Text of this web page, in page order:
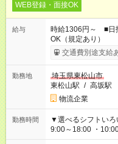
WEB登録・面接OK
給与
時給1306円～ ■日
OK（規定あり）
交通費別途支給
勤務地
埼玉県東松山市
東松山駅 / 高坂駅
物流企業
勤務時間
▼選べるシフトいろいろ！ ・8:00～16:00 ・
9:00～18:00 ・
・22:00～翌6:00 など 上記以外の時間で相談可能な